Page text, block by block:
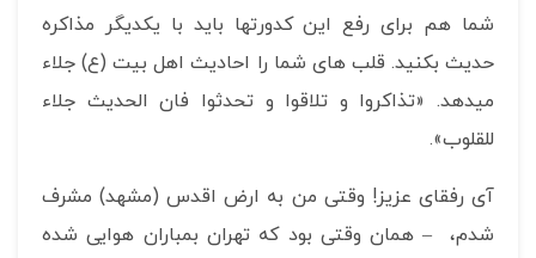
شما هم برای رفع این کدورتها باید با یکدیگر مذاکره
حدیث بکنید. قلب های شما را احادیث اهل بیت (ع) جلاء
می­دهد. «تذاکروا و تلاقوا و تحدثوا فان الحدیث جلاء
للقلوب».
آی رفقای عزیز! وقتی من به ارض اقدس (مشهد) مشرف
شدم، – همان وقتی بود که تهران بمباران هوایی شده